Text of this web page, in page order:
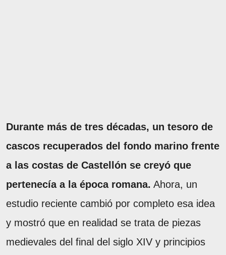
Durante más de tres décadas, un tesoro de
cascos recuperados del fondo marino frente
a las costas de Castellón se creyó que
pertenecía a la época romana. Ahora, un
estudio reciente cambió por completo esa idea
y mostró que en realidad se trata de piezas
medievales del final del siglo XIV y principios